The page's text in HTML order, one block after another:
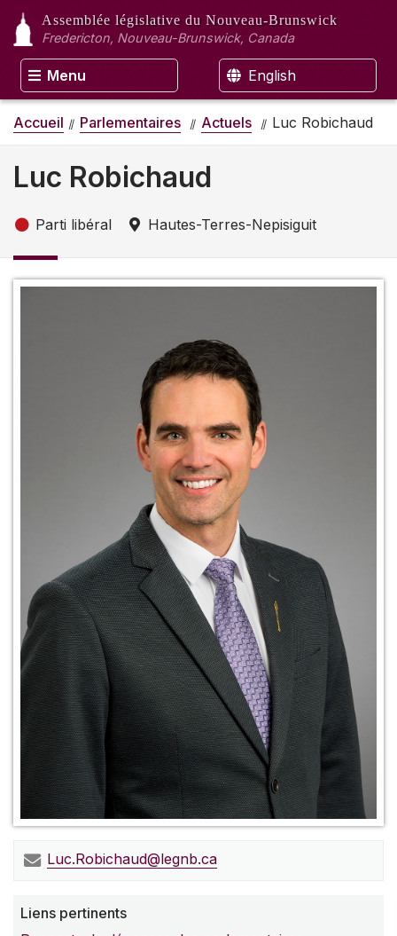
Assemblée législative du Nouveau-Brunswick
Fredericton, Nouveau-Brunswick, Canada
Menu English
Accueil Parlementaires Actuels Luc Robichaud
Luc Robichaud
Parti libéral Hautes-Terres-Nepisiguit
Luc.Robichaud@legnb.ca
Liens pertinents